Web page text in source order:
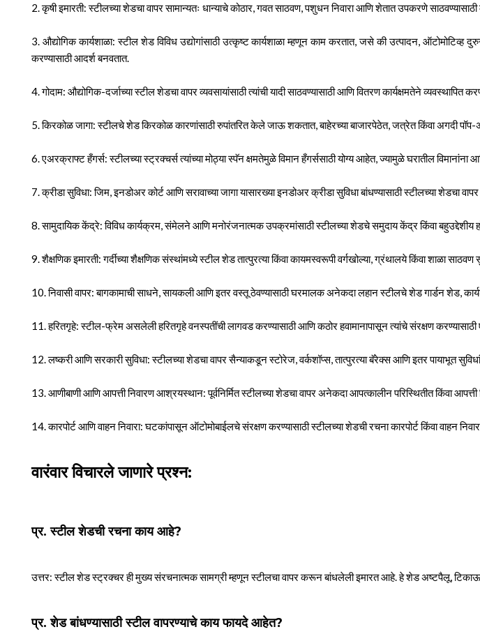
2. कृषी इमारती: स्टीलच्या शेडचा वापर सामान्यतः धान्याचे कोठार, गवत साठवण, पशुधन निवारा आणि शेतात उपकरणे
3. औद्योगिक कार्यशाळा: स्टील शेड विविध उद्योगांसाठी उत्कृष्ट कार्यशाळा म्हणून काम करतात, जसे की उत्पादन,
करण्यासाठी आदर्श बनवतात.
4. गोदाम: औद्योगिक-दर्जाच्या स्टील शेडचा वापर व्यवसायांसाठी त्यांची यादी साठवण्यासाठी आणि वितरण कार्यक्षमतेने व्यवस्थापित
5. किरकोळ जागा: स्टीलचे शेड किरकोळ कारणांसाठी रुपांतरित केले जाऊ शकतात, बाहेरच्या बाजारपेठेत, जत्रेत किंवा अगदी
6. एअरक्राफ्ट हँगर्स: स्टीलच्या स्ट्रक्चर्स त्यांच्या मोठ्या स्पॅन क्षमतेमुळे विमान हँगर्ससाठी योग्य आहेत, ज्यामुळे घरातील
7. क्रीडा सुविधा: जिम, इनडोअर कोर्ट आणि सरावाच्या जागा यासारख्या इनडोअर क्रीडा सुविधा बांधण्यासाठी स्टीलच्या शेडचा
8. सामुदायिक केंद्रे: विविध कार्यक्रम, संमेलने आणि मनोरंजनात्मक उपक्रमांसाठी स्टीलच्या शेडचे समुदाय केंद्र किंवा
9. शैक्षणिक इमारती: गर्दीच्या शैक्षणिक संस्थांमध्ये स्टील शेड तात्पुरत्या किंवा कायमस्वरूपी वर्गखोल्या, ग्रंथालये किंवा शाळा
10. निवासी वापर: बागकामाची साधने, सायकली आणि इतर वस्तू ठेवण्यासाठी घरमालक अनेकदा लहान स्टीलचे शेड गार्डन शेड,
11. हरितगृहे: स्टील-फ्रेम असलेली हरितगृहे वनस्पतींची लागवड करण्यासाठी आणि कठोर हवामानापासून त्यांचे संरक्षण
12. लष्करी आणि सरकारी सुविधा: स्टीलच्या शेडचा वापर सैन्याकडून स्टोरेज, वर्कशॉप्स, तात्पुरत्या बॅरेक्स आणि इतर पायाभूत
13. आणीबाणी आणि आपत्ती निवारण आश्रयस्थान: पूर्वनिर्मित स्टीलच्या शेडचा वापर अनेकदा आपत्कालीन परिस्थितीत किंवा आपत्ती
14. कारपोर्ट आणि वाहन निवारा: घटकांपासून ऑटोमोबाईलचे संरक्षण करण्यासाठी स्टीलच्या शेडची रचना कारपोर्ट किंवा वाहन
वारंवार विचारले जाणारे प्रश्न:
प्र. स्टील शेडची रचना काय आहे?
उत्तर: स्टील शेड स्ट्रक्चर ही मुख्य संरचनात्मक सामग्री म्हणून स्टीलचा वापर करून बांधलेली इमारत आहे. हे शेड अष्टपैलू, टिकाऊ
प्र. शेड बांधण्यासाठी स्टील वापरण्याचे काय फायदे आहेत?